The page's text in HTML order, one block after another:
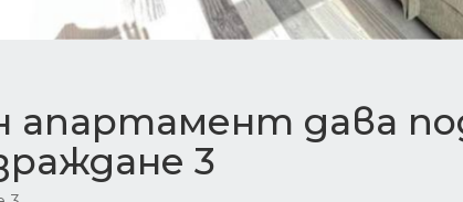
апартамент дава
3